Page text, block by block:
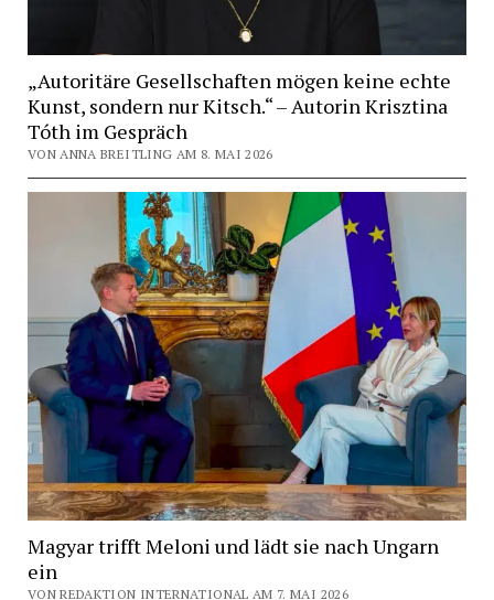
„Autoritäre Gesellschaften mögen keine echte
Kunst, sondern nur Kitsch.“ – Autorin Krisztina
Tóth im Gespräch
VON ANNA BREITLING AM 8. MAI 2026
Magyar trifft Meloni und lädt sie nach Ungarn
ein
VON REDAKTION INTERNATIONAL AM 7. MAI 2026